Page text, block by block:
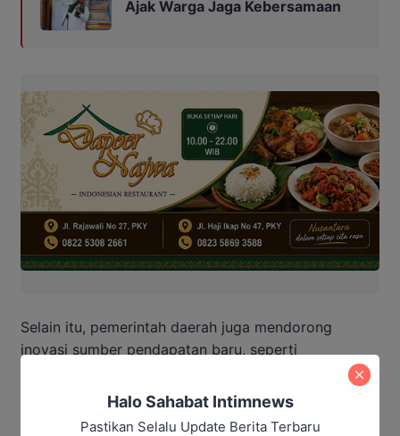
Ajak Warga Jaga Kebersamaan
Selain itu, pemerintah daerah juga mendorong
inovasi sumber pendapatan baru, seperti
optimalisasi PAD, kerja sama dengan sektor swasta,
serta peningkatan produktivitas sektor unggulan
selain batu bara.
Halo Sahabat Intimnews
Pastikan Selalu Update Berita Terbaru